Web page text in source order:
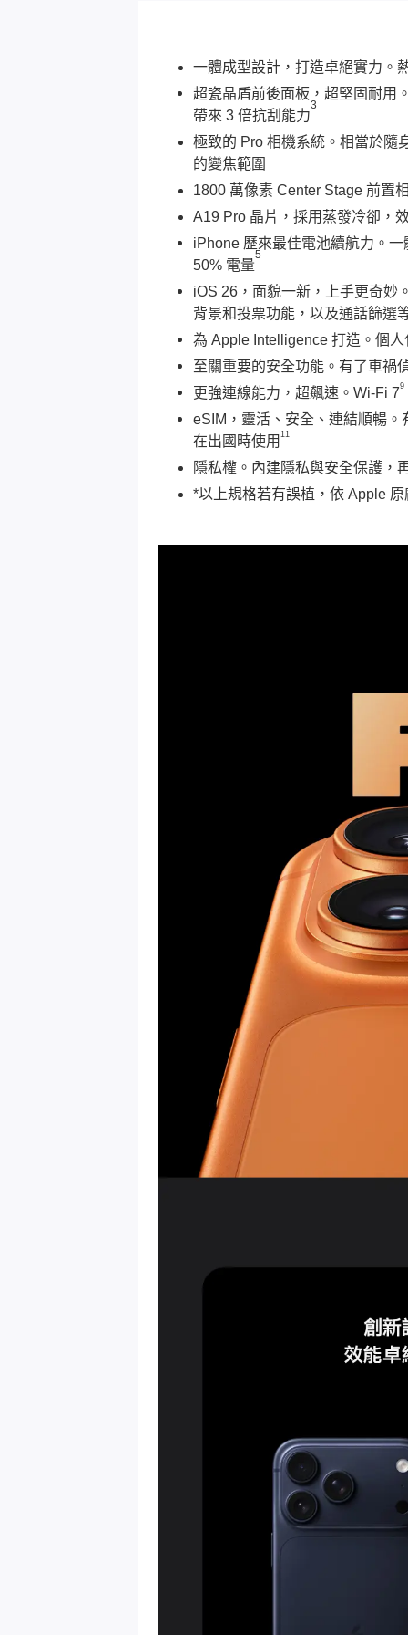
一體成型設計，打造卓絕實力。
超瓷晶盾前後面板，超堅固耐用
帶來 3 倍抗刮能力
3
極致的 Pro 相機系統。相當於隨
的變焦範圍
1800 萬像素 Center Stage 前置
A19 Pro 晶片，採用蒸發冷卻，
iPhone 歷來最佳電池續航力。
50% 電量
5
iOS 26，面貌一新，上手更奇妙
背景和投票功能，以及通話篩選
為 Apple Intelligence 打造。個
至關重要的安全功能。有了車禍
更強連線能力，超飆速。Wi-Fi 79
eSIM，靈活、安全、連結順暢
在出國時使用 11
隱私權。內建隱私與安全保護，
*以上規格若有誤植，依 Apple